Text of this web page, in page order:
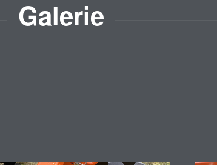
Galerie